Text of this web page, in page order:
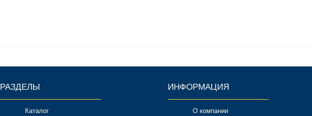
РАЗДЕЛЫ
Каталог
ИНФОРМАЦИЯ
О компании